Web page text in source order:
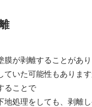
膜が剥離することがあり
ていた可能性もありま
ることで
地処理をしても、剥離